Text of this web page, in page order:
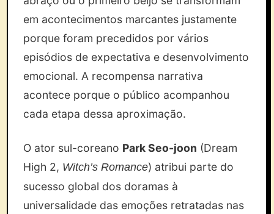
em acontecimentos marcantes justamente
porque foram precedidos por vários
episódios de expectativa e desenvolvimento
emocional. A recompensa narrativa
acontece porque o público acompanhou
cada etapa dessa aproximação.
O ator sul-coreano Park Seo-joon (Dream
High 2, Witch’s Romance) atribui parte do
sucesso global dos doramas à
universalidade das emoções retratadas nas